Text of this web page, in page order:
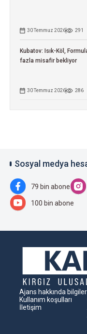
30 Temmuz 2026 291
Kubatov: Isık-Köl,
fazla misafir bekliyor
30 Temmuz 2026 286
Sosyal medya
79 bin abone
100 bin abone
Ajans hakkında bilgiler
Kullanım koşulları
İletişim